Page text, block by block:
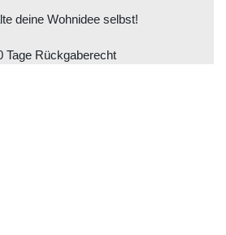
deine Wohnidee selbst!
Tage Rückgaberecht